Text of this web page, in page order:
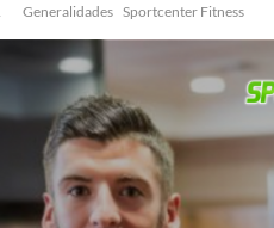
Generalidades Sportcenter Fitness